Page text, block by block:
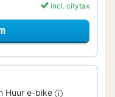
incl. citytax
voor Samen genieten
Huur e-bike